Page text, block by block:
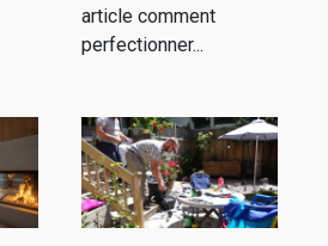
article comment
perfectionner...